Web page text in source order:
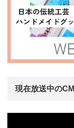
現在放送中のCM